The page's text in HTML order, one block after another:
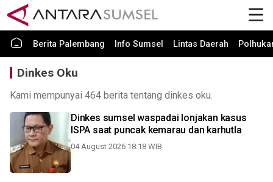
Berita Palembang Info Sumsel Lintas Daerah
Dinkes Oku
Kami mempunyai 464 berita tentang dinkes oku.
Dinkes sumsel waspadai lonjakan kasus
ISPA saat puncak kemarau dan karhutla
04 August 2026 18:18 WIB